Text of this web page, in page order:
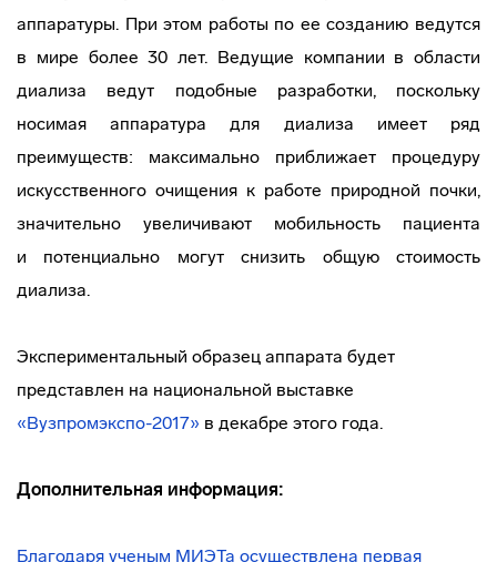
аппаратуры. При этом работы по ее созданию ведутся
в мире более 30 лет. Ведущие компании в области
диализа ведут подобные разработки, поскольку
носимая аппаратура для диализа имеет ряд
преимуществ: максимально приближает процедуру
искусственного очищения к работе природной почки,
значительно увеличивают мобильность пациента
и потенциально могут снизить общую стоимость
диализа.
Экспериментальный образец аппарата будет
представлен на национальной выставке
«Вузпромэкспо-2017» в декабре этого года.
Дополнительная информация:
Благодаря ученым МИЭТа осуществлена первая